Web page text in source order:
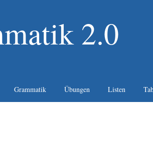
2.0
Grammatik Übungen Listen